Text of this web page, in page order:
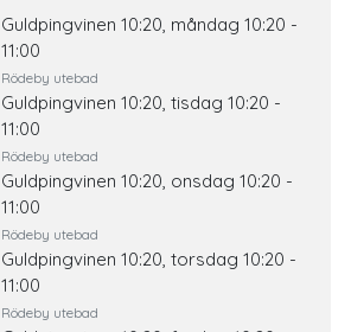
Guldpingvinen 10:20, måndag 10:20 -
11:00
Rödeby utebad
Guldpingvinen 10:20, tisdag 10:20 -
11:00
Rödeby utebad
Guldpingvinen 10:20, onsdag 10:20 -
11:00
Rödeby utebad
Guldpingvinen 10:20, torsdag 10:20 -
11:00
Rödeby utebad